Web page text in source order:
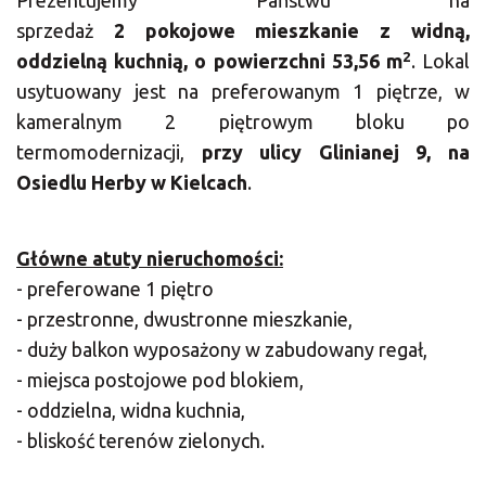
sprzedaż 2
pokojowe mieszkanie z widną,
oddzielną kuchnią, o powierzchni 53,56 m2. Lokal
usytuowany jest na preferowanym 1 piętrze, w
kameralnym 2 piętrowym bloku po
termomodernizacji, przy ulicy Glinianej 9, na
Osiedlu Herby w Kielcach.
Główne atuty nieruchomości:
- preferowane 1 piętro
- przestronne, dwustronne mieszkanie,
- duży balkon wyposażony w zabudowany regał,
- miejsca postojowe pod blokiem,
- oddzielna, widna kuchnia,
- bliskość terenów zielonych.